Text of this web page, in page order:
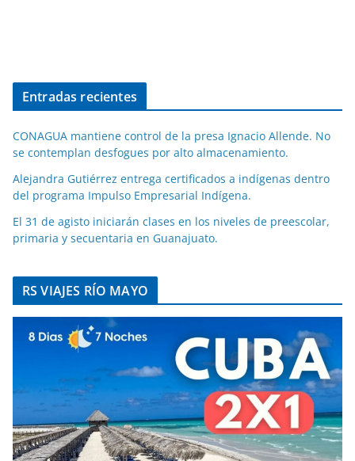
Entradas recientes
CONAGUA mantiene control de la presa Ignacio Allende. No
se contemplan desfogues por alto almacenamiento.
Alejandra Gutiérrez entrega certificados a indígenas dentro
del programa Impulso Empresarial Indígena.
El 31 de agisto iniciarán clases en los niveles de preescolar,
primaria y secuentaria en Guanajuato.
RS VIAJES RÍO MAYO